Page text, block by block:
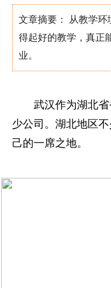
文章摘要： 从教学
得起好的教学，真正
业。
武汉作为湖北
少公司。湖北地区
己的一席之地。